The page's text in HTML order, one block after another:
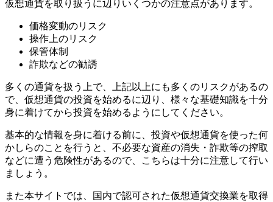
仮想通貨を取り扱うに辺りいくつかの注意点があります。
価格変動のリスク
操作上のリスク
保管体制
詐欺などの勧誘
多くの通貨を扱う上で、上記以上にも多くのリスクがあるの
で、仮想通貨の投資を始めるに辺り、様々な基礎知識を十分
身に着けてから投資を始めるようにしてください。
基本的な情報を身に着ける前に、投資や仮想通貨を使った何
かしらのことを行うと、不必要な資産の消失・詐欺等の搾取
などに遭う危険性があるので、こちらは十分に注意して行い
ましょう。
また本サイトでは、国内で認可された仮想通貨交換業を取得